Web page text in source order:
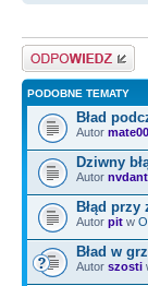
Odpowiedz
PODOBNE TEMATY
Bład
Autor
Dziwny
Autor
Błąd
Autor pit w
Bład w
Autor szosti